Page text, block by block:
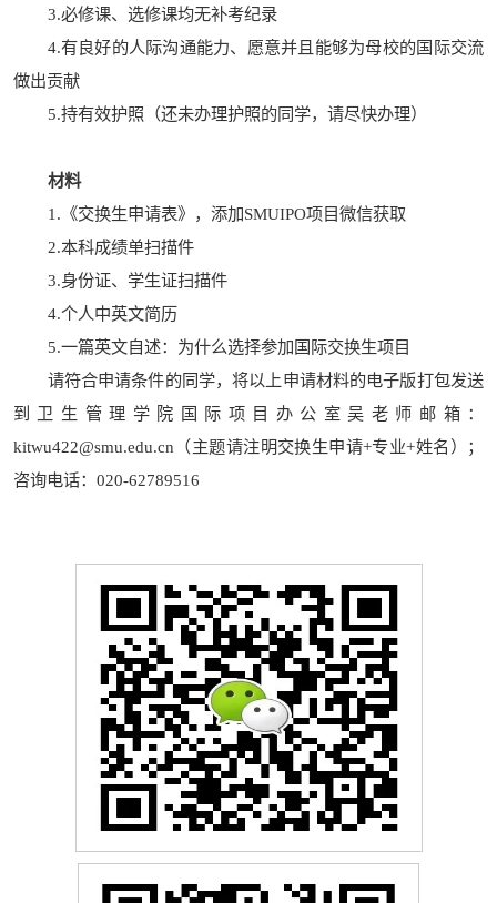
3.必修课、选修课均无补考纪录
4.有良好的人际沟通能力、愿意并且能够为母校的国际交流
做出贡献
5.持有效护照（还未办理护照的同学，请尽快办理）
材料
1.《交换生申请表》，添加SMUIPO项目微信获取
2.本科成绩单扫描件
3.身份证、学生证扫描件
4.个人中英文简历
5.一篇英文自述：为什么选择参加国际交换生项目
请符合申请条件的同学，将以上申请材料的电子版打包发送
到卫生管理学院国际项目办公室吴老师邮箱：
kitwu422@smu.edu.cn（主题请注明交换生申请+专业+姓名）；
咨询电话：020-62789516